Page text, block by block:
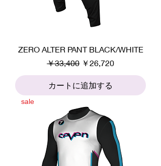
ZERO ALTER PANT BLACK/WHITE
通常価格
￥33,400 セール価格
￥26,720
カートに追加する
sale